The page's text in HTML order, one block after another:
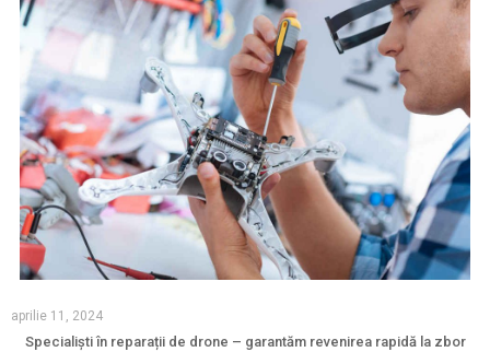
aprilie 11, 2024
Specialiști în reparații de drone – garantăm revenirea rapidă la zbor